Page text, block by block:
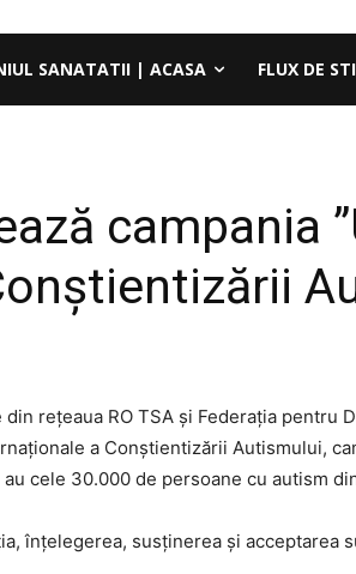
SANATATII | ACASA FLUX DE
campania
rețeaua RO TSA și Federația
a Conștientizării Autismului,
cele 30.000 de persoane cu autism
înțelegerea, susținerea și